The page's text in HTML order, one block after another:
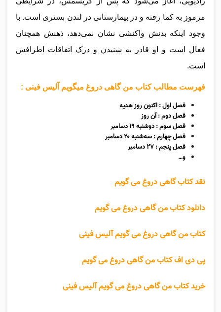
مرموز به کما رفته و در بیمارستانی در لندن بستری است. با
وجود اینکه بدنش واکنشی نشان نمی‌دهد، ذهنش همچنان
فعال است و او قادر به شنیدن و درک اتفاقات اطرافش
است.
فهرست مطالب کتاب من گاهی دروغ میگویم آلیس فینی :
فصل اول : اکنون روز هدیه
فصل دوم : آن روز
فصل سوم : دوشنبه ۱۹ دسامبر
فصل چهارم : سه‌شنبه ۲۰ دسامبر
فصل پنجم : ۲۷ دسامبر
و…
نقد کتاب گاهی دروغ می گویم
دانلود کتاب من گاهی دروغ می گویم
کتاب من گاهی دروغ می گویم آلیس فینی
پی دی اف کتاب من گاهی دروغ می گویم
خرید کتاب من گاهی دروغ می گویم آلیس فینی